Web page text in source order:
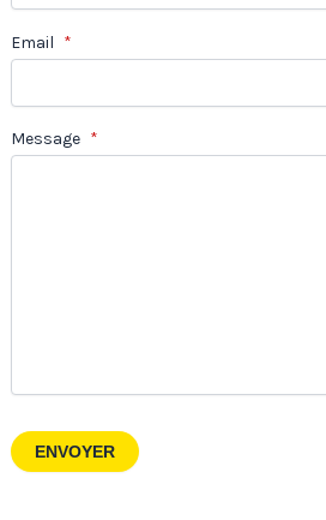
Email *
Message *
ENVOYER